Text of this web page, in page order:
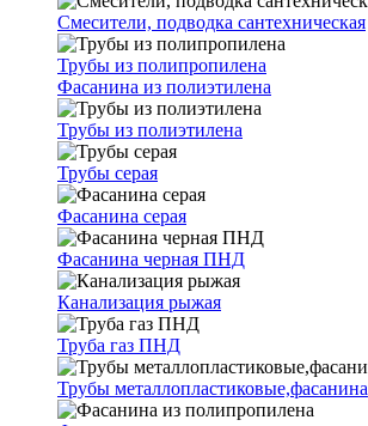
Смесители, подводка сантехническая
Трубы из полипропилена
Фасанина из полиэтилена
Трубы из полиэтилена
Трубы серая
Фасанина серая
Фасанина черная ПНД
Канализация рыжая
Труба газ ПНД
Трубы металлопластиковые,фасанина